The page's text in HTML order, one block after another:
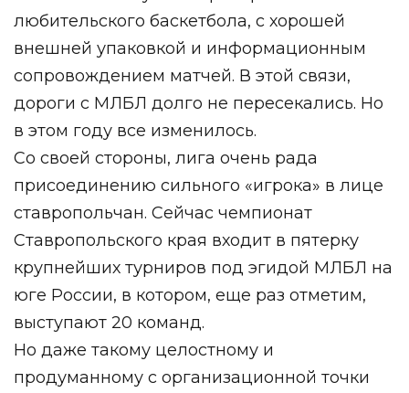
любительского баскетбола, с хорошей
внешней упаковкой и информационным
сопровождением матчей. В этой связи,
дороги с МЛБЛ долго не пересекались. Но
в этом году все изменилось.
Со своей стороны, лига очень рада
присоединению сильного «игрока» в лице
ставропольчан. Сейчас чемпионат
Ставропольского края входит в пятерку
крупнейших турниров под эгидой МЛБЛ на
юге России, в котором, еще раз отметим,
выступают 20 команд.
Но даже такому целостному и
продуманному с организационной точки